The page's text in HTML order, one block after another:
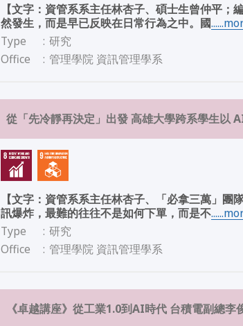
【文字：資管系系主任林杏子、碩士生曾仲平
然發生，而是早已反映在日常行為之中。國
Type
: 研究
Office
: 管理學院 資訊管理學系
從「先冷靜再決定」出發 高雄大學跨系學生以
【文字：資管系系主任林杏子、「必拿三萬」
訊爆炸，最難的往往不是如何下單，而是不
Type
: 研究
Office
: 管理學院 資訊管理學系
《卓越講座》從工業1.0到AI時代 台積電副總